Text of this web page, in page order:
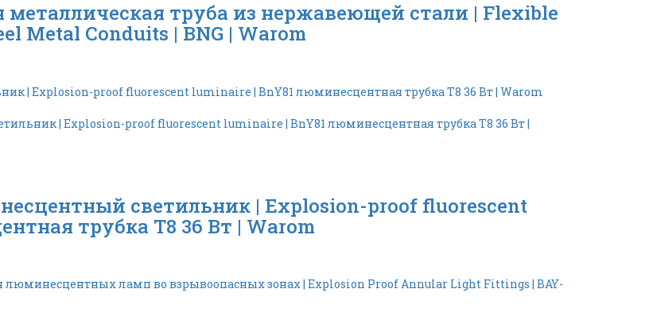
труба из нержавеющей стали | Flexible
Metal Conduits | BNG | Warom
светильник | Explosion-proof fluorescent
трубка T8 36 Вт | Warom